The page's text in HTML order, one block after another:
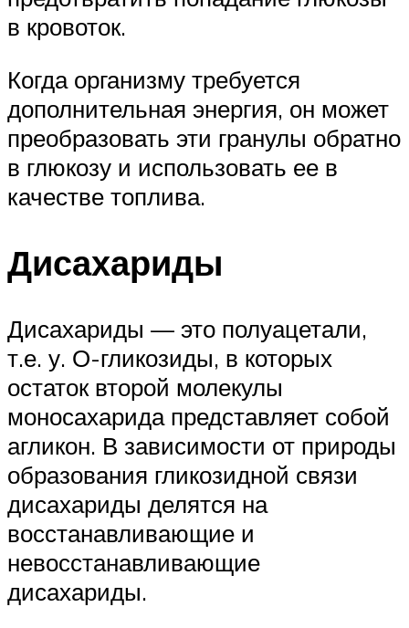
в кровоток.
Когда организму требуется
дополнительная энергия, он может
преобразовать эти гранулы обратно
в глюкозу и использовать ее в
качестве топлива.
Дисахариды
Дисахариды — это полуацетали,
т.е. у. О-гликозиды, в которых
остаток второй молекулы
моносахарида представляет собой
агликон. В зависимости от природы
образования гликозидной связи
дисахариды делятся на
восстанавливающие и
невосстанавливающие
дисахариды.